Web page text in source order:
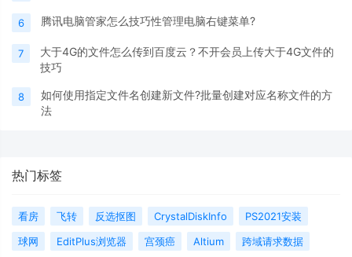
6 腾讯电脑管家怎么技巧性管理电脑右键菜单?
7
大于4G的文件怎么传到百度云？不开会员上传大于4G文件的
技巧
8
如何使用指定文件名创建新文件?批量创建对应名称文件的方
法
热门标签
看房 飞转 反选抠图 CrystalDiskInfo
PS2021安装
球网
EditPlus浏览器 宫颈癌 Altium
跨域请求数据